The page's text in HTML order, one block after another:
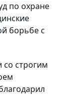
по охране
борьбе с
строгим